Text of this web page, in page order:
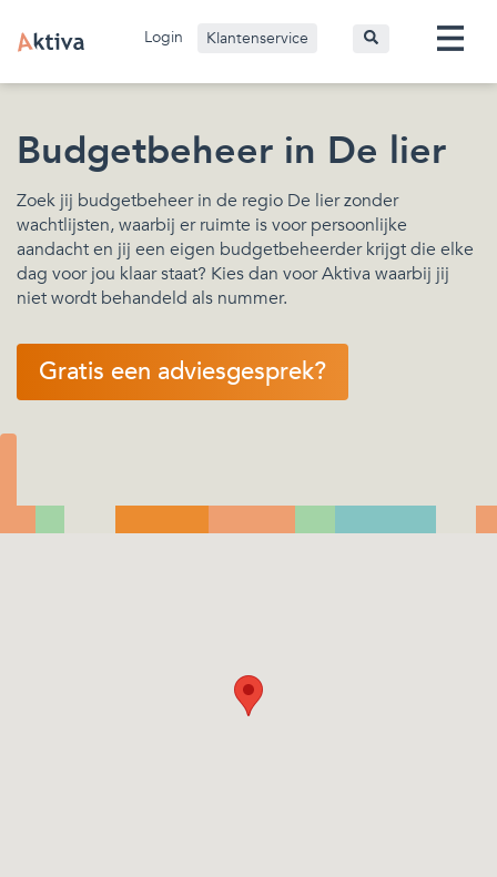
Login Klantenservice
Budgetbeheer in De lier
Zoek jij budgetbeheer in de regio De lier zonder
wachtlijsten, waarbij er ruimte is voor persoonlijke
aandacht en jij een eigen budgetbeheerder krijgt die elke
dag voor jou klaar staat? Kies dan voor Aktiva waarbij jij
niet wordt behandeld als nummer.
Gratis een adviesgesprek?